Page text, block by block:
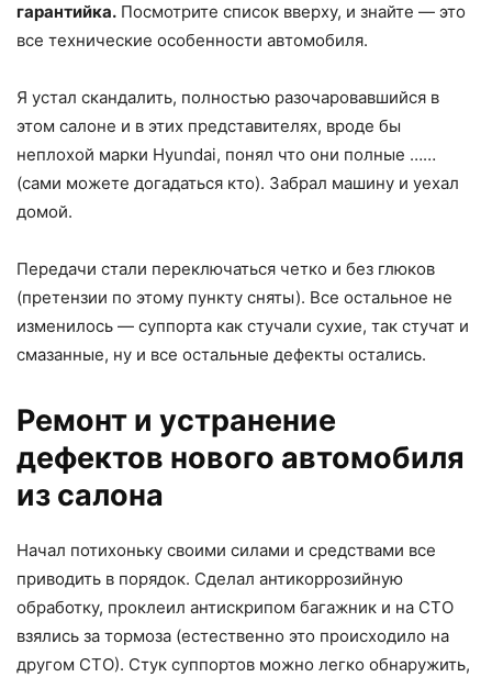
гарантийка. Посмотрите список вверху, и знайте — это
все технические особенности автомобиля.
Я устал скандалить, полностью разочаровавшийся в
этом салоне и в этих представителях, вроде бы
неплохой марки Hyundai, понял что они полные ……
(сами можете догадаться кто). Забрал машину и уехал
домой.
Передачи стали переключаться четко и без глюков
(претензии по этому пункту сняты). Все остальное не
изменилось — суппорта как стучали сухие, так стучат и
смазанные, ну и все остальные дефекты остались.
Ремонт и устранение
дефектов нового автомобиля
из салона
Начал потихоньку своими силами и средствами все
приводить в порядок. Сделал антикоррозийную
обработку, проклеил антискрипом багажник и на СТО
взялись за тормоза (естественно это происходило на
другом СТО). Стук суппортов можно легко обнаружить,